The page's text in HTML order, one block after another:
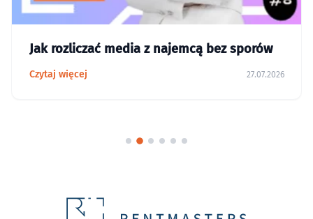
Jak rozliczać media z najemcą bez sporów
Czytaj więcej 27.07.2026